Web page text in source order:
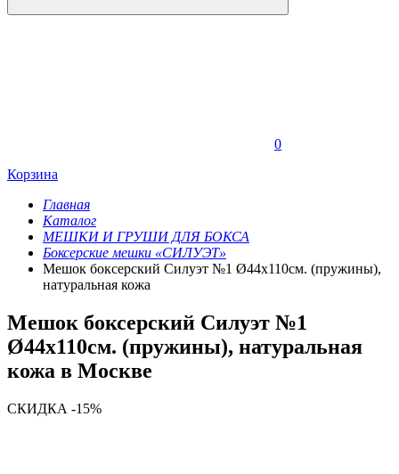
0
Корзина
Главная
Каталог
МЕШКИ И ГРУШИ ДЛЯ БОКСА
Боксерские мешки «СИЛУЭТ»
Мешок боксерский Силуэт №1 Ø44х110см. (пружины),
натуральная кожа
Мешок боксерский Силуэт №1
Ø44х110см. (пружины), натуральная
кожа в Москве
СКИДКА -15%